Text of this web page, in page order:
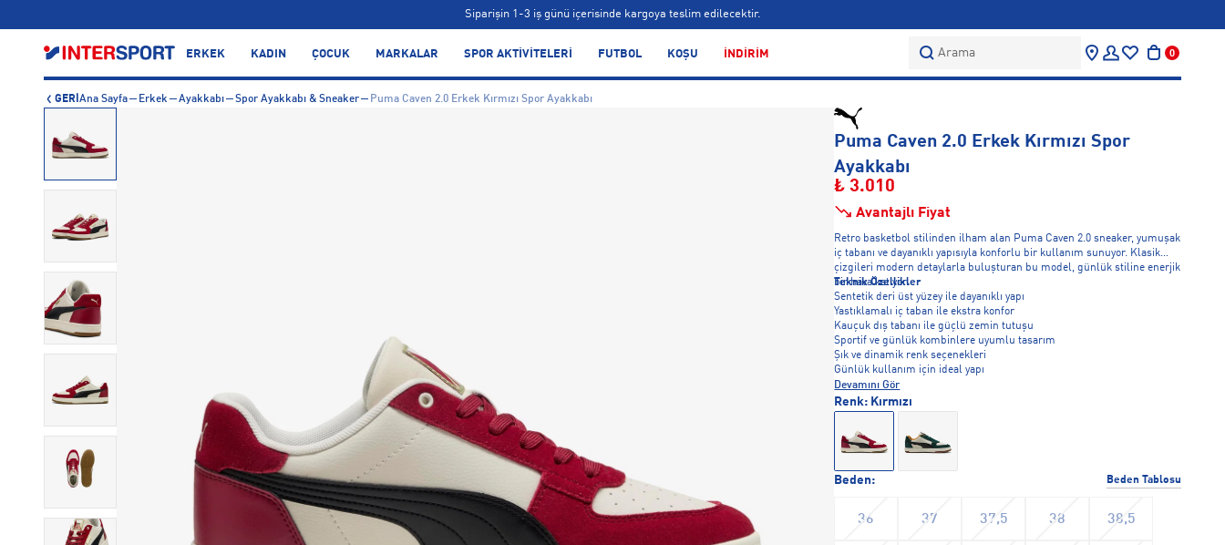
Siparişin 1-3 iş günü içerisinde kargoya teslim edilecektir.
Bonus kartlara özel vade farksız taksit seçenekleri!
ERKEK KADIN ÇOCUK MARKALAR SPOR AKTİVİTELERİ FUTBOL KOŞU İNDİRİM Arama 0
GERİ Ana Sayfa Erkek Ayakkabı Spor Ayakkabı & Sneaker Puma Caven 2.0 Erkek Kırmızı Spor Ayakkabı
Puma Caven 2.0 Erkek Kırmızı Spor
Ayakkabı
₺ 3.010
Avantajlı Fiyat
Retro basketbol stilinden ilham alan Puma Caven 2.0 sneaker, yumuşak
iç tabanı ve dayanıklı yapısıyla konforlu bir kullanım sunuyor. Klasik
çizgileri modern detaylarla buluşturan bu model, günlük stiline enerjik
bir hava katıyor.
Teknik Özellikler
Sentetik deri üst yüzey ile dayanıklı yapı
Yastıklamalı iç taban ile ekstra konfor
Kauçuk dış tabanı ile güçlü zemin tutuşu
Sportif ve günlük kombinlere uyumlu tasarım
Şık ve dinamik renk seçenekleri
Günlük kullanım için ideal yapı
Devamını Gör
Beden: Beden Tablosu
36 37 37,5 38 38,5
Renk: Kırmızı